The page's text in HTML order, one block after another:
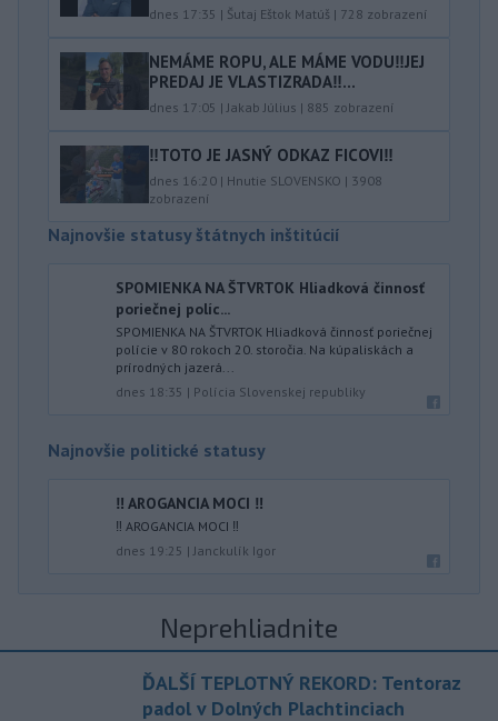
dnes 17:35 | Šutaj Eštok Matúš | 728 zobrazení
NEMÁME ROPU, ALE MÁME VODU‼️JEJ
PREDAJ JE VLASTIZRADA‼️...
dnes 17:05 |Jakab Július | 885 zobrazení
‼️TOTO JE JASNÝ ODKAZ FICOVI‼️
dnes 16:20 | Hnutie SLOVENSKO | 3908
zobrazení
Najnovšie statusy štátnych inštitúcií
SPOMIENKA NA ŠTVRTOK Hliadková činnosť
poriečnej políc...
SPOMIENKA NA ŠTVRTOK Hliadková činnosť poriečnej
polície v 80 rokoch 20. storočia. Na kúpaliskách a
prírodných jazerá...
dnes 18:35 | Polícia Slovenskej republiky
Najnovšie politické statusy
‼️ AROGANCIA MOCI ‼️
‼️ AROGANCIA MOCI ‼️
dnes 19:25 |Janckulík Igor
Neprehliadnite
ĎALŠÍ TEPLOTNÝ REKORD: Tentoraz
padol v Dolných Plachtinciach